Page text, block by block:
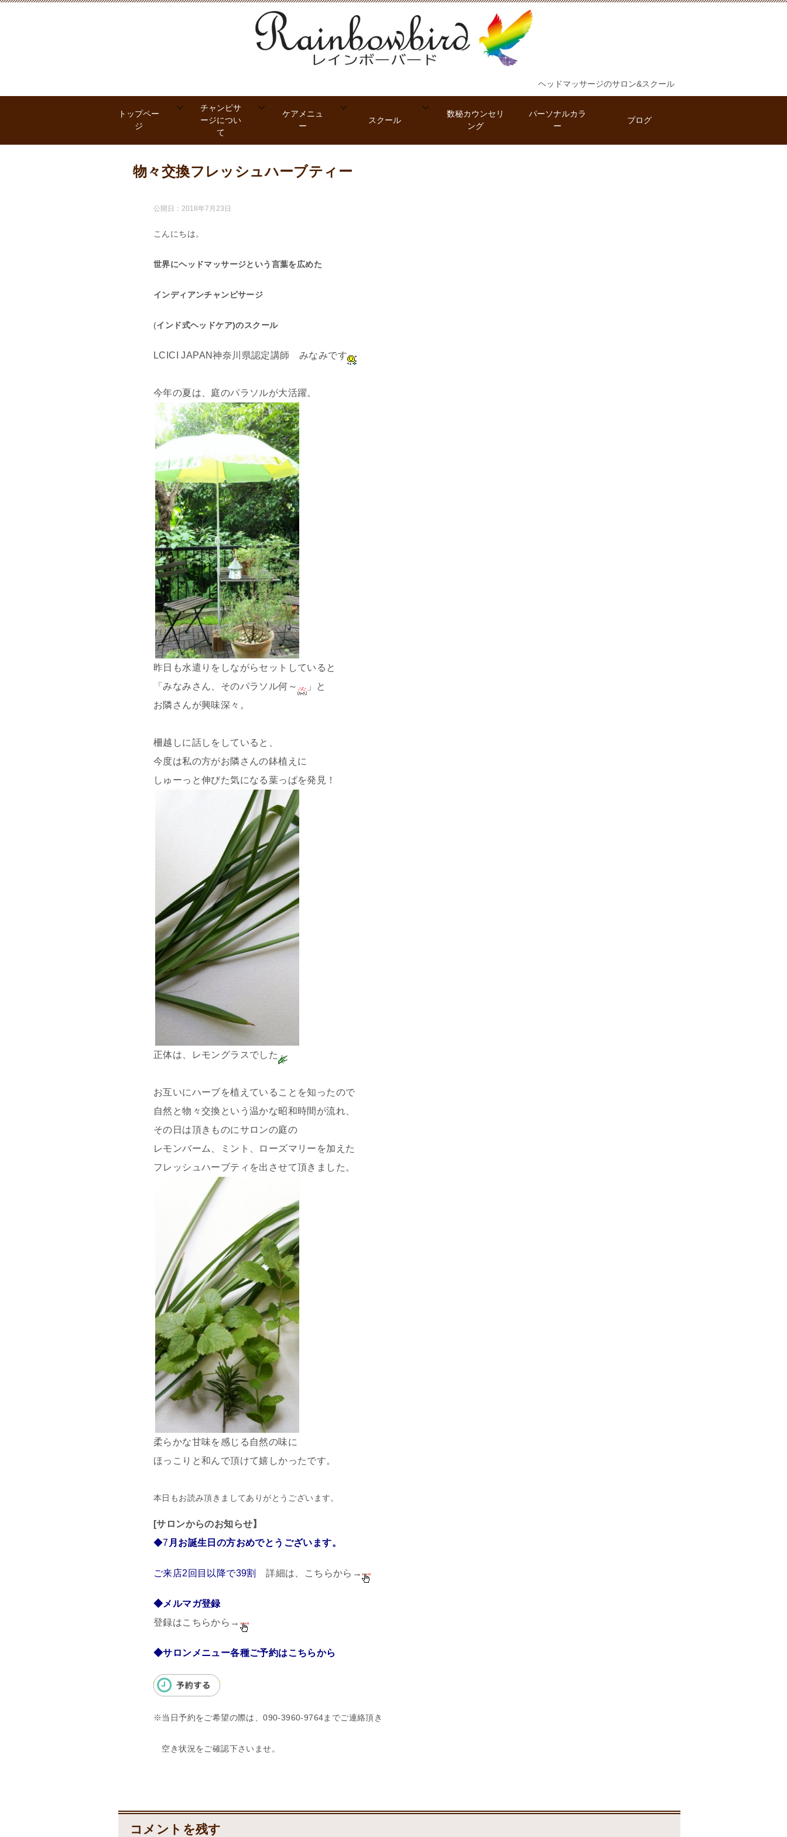
ヘッドマッサージのサロン&スクール
トップペー
ジ
チャンピサ
ージについ
て
ケアメニュ
ー
スクール
数秘カウンセリ
ング
パーソナルカラ
ー
ブログ
物々交換フレッシュハーブティー
公開日： 2018年7月23日
こんにちは。
世界にヘッドマッサージという言葉を広めた
インディアンチャンピサージ
(インド式ヘッドケア)のスクール
LCICI JAPAN神奈川県認定講師 みなみです
今年の夏は、庭のパラソルが大活躍。
昨日も水遣りをしながらセットしていると
「みなみさん、そのパラソル何～
」と
お隣さんが興味深々。
柵越しに話しをしていると、
今度は私の方がお隣さんの鉢植えに
しゅーっと伸びた気になる葉っぱを発見！
正体は、レモングラスでした
お互いにハーブを植えていることを知ったので
自然と物々交換という温かな昭和時間が流れ、
その日は頂きものにサロンの庭の
レモンバーム、ミント、ローズマリーを加えた
フレッシュハーブティを出させて頂きました。
柔らかな甘味を感じる自然の味に
ほっこりと和んで頂けて嬉しかったです。
本日もお読み頂きましてありがとうございます。
[サロンからのお知らせ】
◆7 月お誕生日の方おめでとうございます。
ご来店2回目以降で39割詳細は、こちらから→
◆メルマガ登録
登録はこちらから→
◆サロンメニュー各種ご予約はこちらから
※当日予約をご希望の際は、090-3960-9764までご連絡頂き
空き状況をご確認下さいませ。
コメントを残す